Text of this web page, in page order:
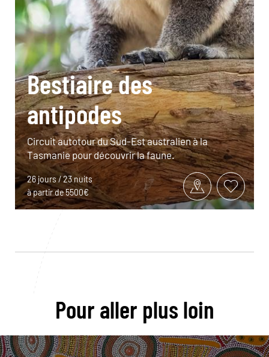
Bestiaire des
antipodes
Circuit autotour du Sud-Est australien à la
Tasmanie pour découvrir la faune.
26 jours / 23 nuits
à partir de 5500€
Pour aller plus loin